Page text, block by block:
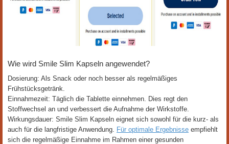
Wie wird Smile Slim Kapseln angewendet?
Dosierung: Als Snack oder noch besser als regelmäßiges
Frühstücksgetränk.
Einnahmezeit: Täglich die Tablette einnehmen. Dies regt den
Stoffwechsel an und verbessert die Aufnahme der Wirkstoffe.
Wirkungsdauer: Smile Slim Kapseln eignet sich sowohl für die kurz- als
auch für die langfristige Anwendung. Für optimale Ergebnisse empfiehlt
sich die regelmäßige Einnahme im Rahmen einer gesunden